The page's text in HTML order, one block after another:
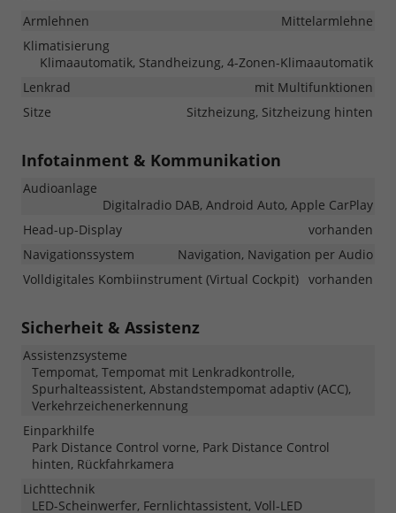
Armlehnen
Mittelarmlehne
Klimatisierung
Klimaautomatik, Standheizung, 4-Zonen-Klimaautomatik
Lenkrad
mit Multifunktionen
Sitze
Sitzheizung, Sitzheizung hinten
Infotainment & Kommunikation
Audioanlage
Digitalradio DAB, Android Auto, Apple CarPlay
Head-up-Display
vorhanden
Navigationssystem
Navigation, Navigation per Audio
Volldigitales Kombiinstrument (Virtual Cockpit) vorhanden
Sicherheit & Assistenz
Assistenzsysteme
Tempomat, Tempomat mit Lenkradkontrolle,
Spurhalteassistent, Abstandstempomat adaptiv (ACC),
Verkehrzeichenerkennung
Einparkhilfe
Park Distance Control vorne, Park Distance Control
hinten, Rückfahrkamera
Lichttechnik
LED-Scheinwerfer, Fernlichtassistent, Voll-LED